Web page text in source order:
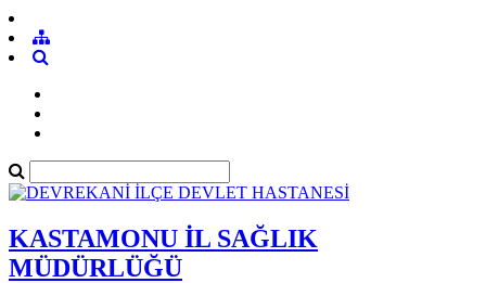
KASTAMONU İL SAĞLIK
MÜDÜRLÜĞÜ